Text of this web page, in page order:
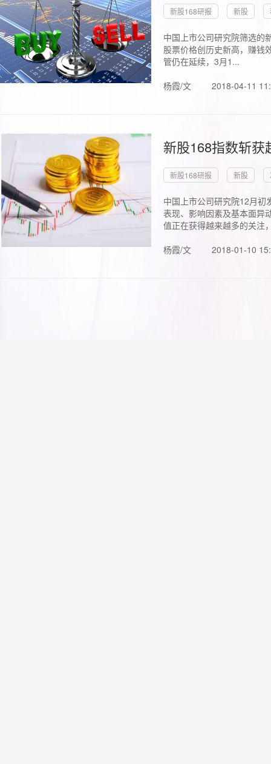
新股168研报 新股
中国上市公司研究院筛选的
股票价格创历史新高，赚钱
管仍在延续，3月1...
杨霞/文
2018-04-11
新股168指数斩
新股168研报 新股
中国上市公司研究院12月初
表现、影响因素及基本面异
值正在获得越来越多的关注
杨霞/文
2018-01-10